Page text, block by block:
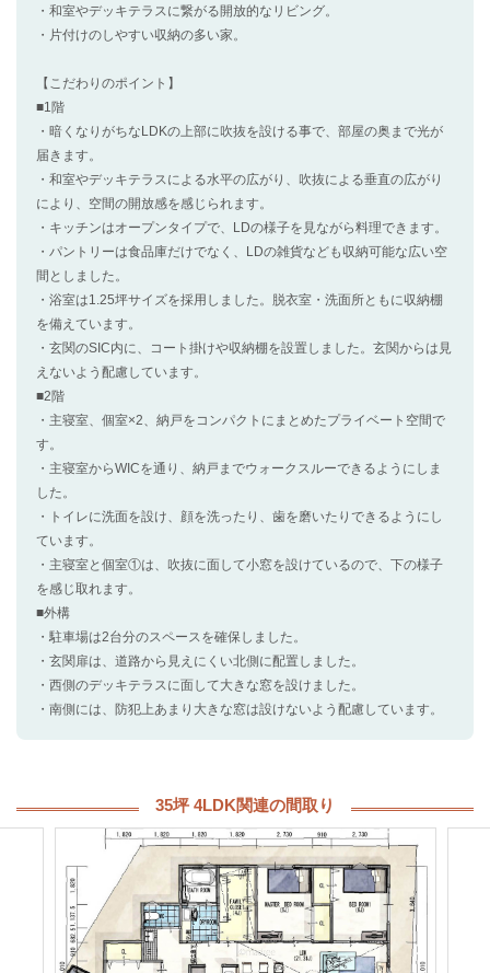
・和室やデッキテラスに繋がる開放的なリビング。
・片付けのしやすい収納の多い家。
【こだわりのポイント】
■1階
・暗くなりがちなLDKの上部に吹抜を設ける事で、部屋の奥まで光が
届きます。
・和室やデッキテラスによる水平の広がり、吹抜による垂直の広がり
により、空間の開放感を感じられます。
・キッチンはオープンタイプで、LDの様子を見ながら料理できます。
・パントリーは食品庫だけでなく、LDの雑貨なども収納可能な広い空
間としました。
・浴室は1.25坪サイズを採用しました。脱衣室・洗面所ともに収納棚
を備えています。
・玄関のSIC内に、コート掛けや収納棚を設置しました。玄関からは見
えないよう配慮しています。
■2階
・主寝室、個室×2、納戸をコンパクトにまとめたプライベート空間で
す。
・主寝室からWICを通り、納戸までウォークスルーできるようにしま
した。
・トイレに洗面を設け、顔を洗ったり、歯を磨いたりできるようにし
ています。
・主寝室と個室①は、吹抜に面して小窓を設けているので、下の様子
を感じ取れます。
■外構
・駐車場は2台分のスペースを確保しました。
・玄関扉は、道路から見えにくい北側に配置しました。
・西側のデッキテラスに面して大きな窓を設けました。
・南側には、防犯上あまり大きな窓は設けないよう配慮しています。
35坪 4LDK関連の間取り